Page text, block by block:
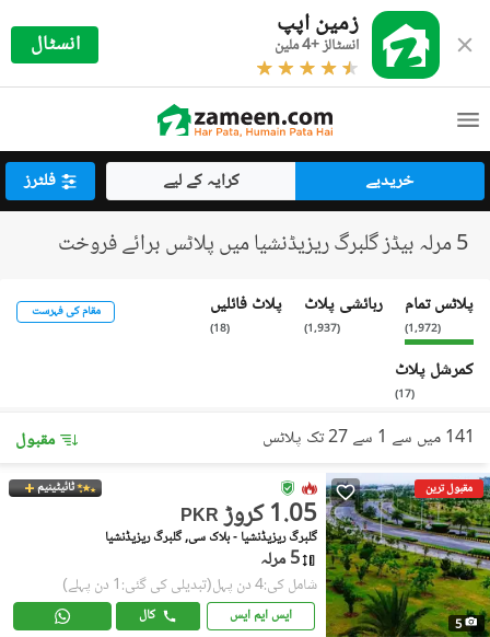
زمین اپپ
انسٹالز +4 ملین انسٹال
خریدیے کرایہ کے لیے فلٹرز
5 مرلہ بیڈز گلبرگ ریزیڈنشیا میں پلاٹس برائے فروخت
پلاٹس تمام
(
1,972
)
رہائشی پلاٹ
(
1,937
)
پلاٹ فائلیں
(
18
)
کمرشل پلاٹ
(
17
)
مقام کی فہرست
141 میں سے 1 سے 27 تک پلاٹس مقبول
مقبول ترین
5
ٹائیٹینیم
PKR 1.05 کروڑ
گلبرگ ریزیڈنشیا - بلاک سی, گلبرگ ریزیڈنشیا
5 مرلہ
شامل کی:4 دن پہل (تبدیلی کی گئی:1 دن پہلے)
ایس ایم ایس کال